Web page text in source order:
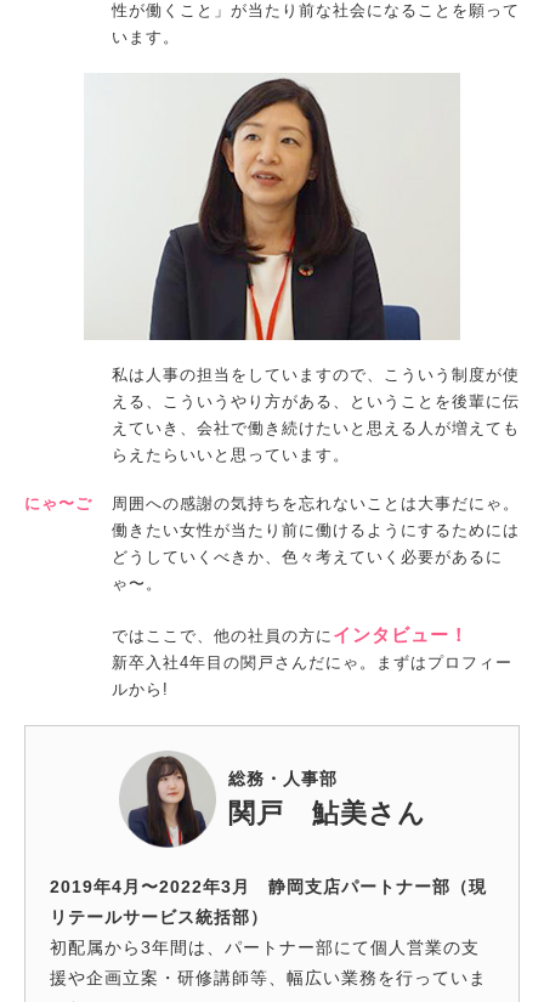
性が働くこと」が当たり前な社会になることを願って
います。
私は人事の担当をしていますので、こういう制度が使
える、こういうやり方がある、ということを後輩に伝
えていき、会社で働き続けたいと思える人が増えても
らえたらいいと思っています。
にゃ〜ご
周囲への感謝の気持ちを忘れないことは大事だにゃ。
働きたい女性が当たり前に働けるようにするためには
どうしていくべきか、色々考えていく必要があるに
ゃ〜。
ではここで、他の社員の方に インタビュー！
新卒入社4年目の関戸さんだにゃ。まずはプロフィー
ルから!
総務・人事部
関戸 鮎美さん
2019年4月〜2022年3月 静岡支店パートナー部（現
リテールサービス統括部）
初配属から3年間は、パートナー部にて個人営業の支
援や企画立案・研修講師等、幅広い業務を行っていま